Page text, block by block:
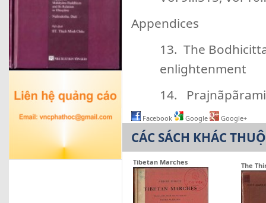
Appendices
13. The
enlightenment
14.
Facebook Google Google+
CÁC SÁCH KHÁC
Tibetan Marches The